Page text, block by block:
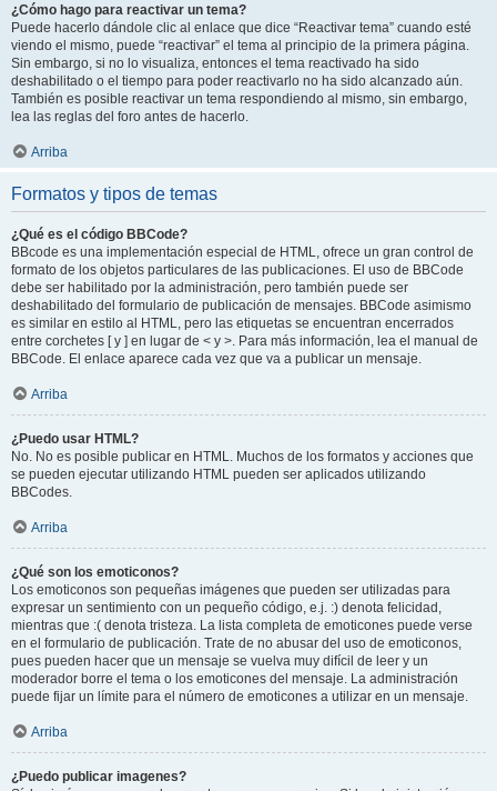
¿Cómo hago para reactivar un tema?
Puede hacerlo dándole clic al enlace que dice “Reactivar tema” cuando esté
viendo el mismo, puede “reactivar” el tema al principio de la primera página.
Sin embargo, si no lo visualiza, entonces el tema reactivado ha sido
deshabilitado o el tiempo para poder reactivarlo no ha sido alcanzado aún.
También es posible reactivar un tema respondiendo al mismo, sin embargo,
lea las reglas del foro antes de hacerlo.
Arriba
Formatos y tipos de temas
¿Qué es el código BBCode?
BBcode es una implementación especial de HTML, ofrece un gran control de
formato de los objetos particulares de las publicaciones. El uso de BBCode
debe ser habilitado por la administración, pero también puede ser
deshabilitado del formulario de publicación de mensajes. BBCode asimismo
es similar en estilo al HTML, pero las etiquetas se encuentran encerrados
entre corchetes [ y ] en lugar de < y >. Para más información, lea el manual de
BBCode. El enlace aparece cada vez que va a publicar un mensaje.
Arriba
¿Puedo usar HTML?
No. No es posible publicar en HTML. Muchos de los formatos y acciones que
se pueden ejecutar utilizando HTML pueden ser aplicados utilizando
BBCodes.
Arriba
¿Qué son los emoticonos?
Los emoticonos son pequeñas imágenes que pueden ser utilizadas para
expresar un sentimiento con un pequeño código, e.j. :) denota felicidad,
mientras que :( denota tristeza. La lista completa de emoticones puede verse
en el formulario de publicación. Trate de no abusar del uso de emoticonos,
pues pueden hacer que un mensaje se vuelva muy difícil de leer y un
moderador borre el tema o los emoticones del mensaje. La administración
puede fijar un límite para el número de emoticones a utilizar en un mensaje.
Arriba
¿Puedo publicar imagenes?